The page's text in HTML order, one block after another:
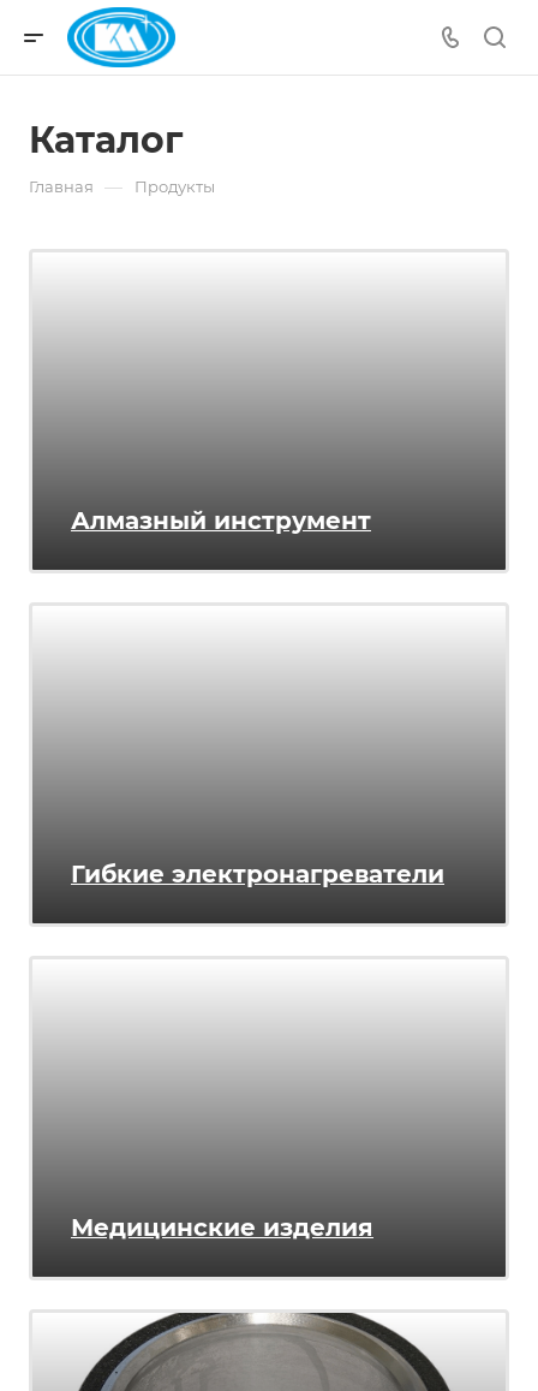
Каталог
Главная — Продукты
Алмазный инструмент
Гибкие электронагреватели
Медицинские изделия